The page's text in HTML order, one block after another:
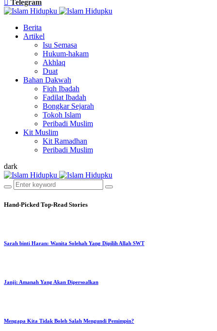
Telegram
Berita
Artikel
Isu Semasa
Hukum-hakam
Akhlaq
Duat
Bahan Dakwah
Fiqh Ibadah
Fadilat Ibadah
Bongkar Sejarah
Tokoh Islam
Peribadi Muslim
Kit Muslim
Kit Ramadhan
Peribadi Muslim
dark
Hand-Picked Top-Read Stories
Sarah binti Haran: Wanita Solehah Yang Dipilih Allah SWT
Janji: Amanah Yang Akan Dipersoalkan
Mengapa Kita Tidak Boleh Salah Mengundi Pemimpin?